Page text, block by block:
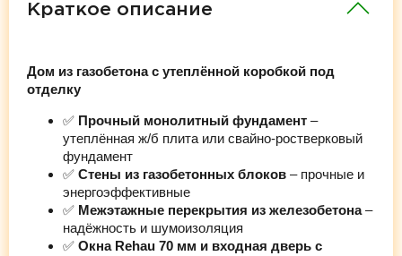
Краткое описание
Дом из газобетона с утеплённой коробкой под
отделку
✅ Прочный монолитный фундамент –
утеплённая ж/б плита или свайно-ростверковый
фундамент
✅ Стены из газобетонных блоков – прочные и
энергоэффективные
✅ Межэтажные перекрытия из железобетона–
надёжность и шумоизоляция
✅ Окна Rehau 70 мм и входная дверь с